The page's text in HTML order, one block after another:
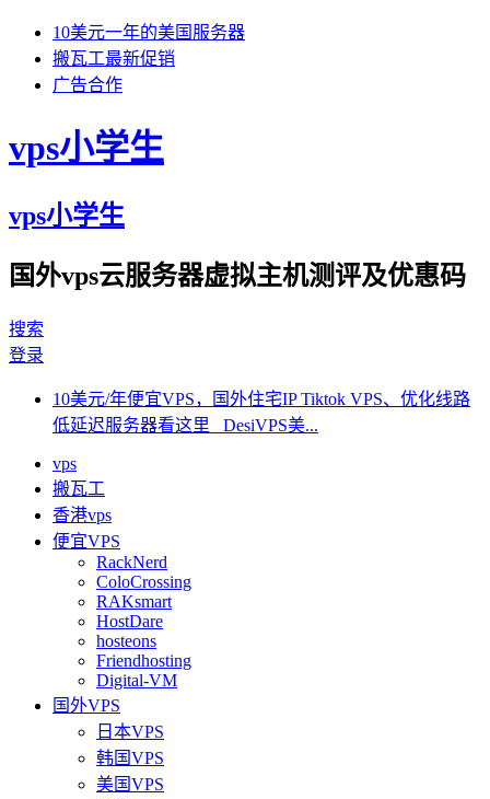
10美元一年的美国服务器
搬瓦工最新促销
广告合作
vps小学生
vps小学生
国外vps云服务器虚拟主机测评及优惠码
搜索
登录
10美元/年便宜VPS，国外住宅IP Tiktok VPS、优化线路
低延迟服务器看这里 DesiVPS美...
vps
搬瓦工
香港vps
便宜VPS
RackNerd
ColoCrossing
RAKsmart
HostDare
hosteons
Friendhosting
Digital-VM
国外VPS
日本VPS
韩国VPS
美国VPS